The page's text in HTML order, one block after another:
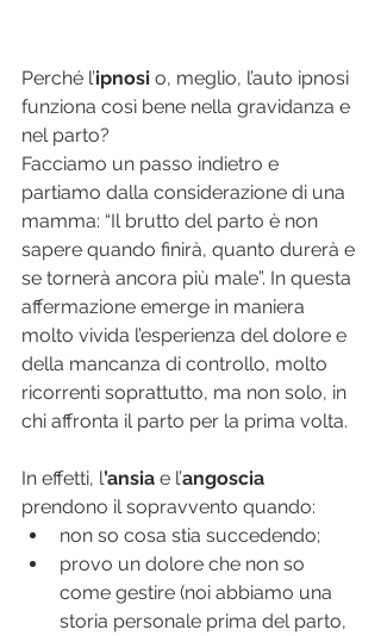
Perché l’ipnosi o, meglio, l’auto ipnosi
funziona così bene nella gravidanza e
nel parto?
Facciamo un passo indietro e
partiamo dalla considerazione di una
mamma: “Il brutto del parto è non
sapere quando finirà, quanto durerà e
se tornerà ancora più male”. In questa
affermazione emerge in maniera
molto vivida l’esperienza del dolore e
della mancanza di controllo, molto
ricorrenti soprattutto, ma non solo, in
chi affronta il parto per la prima volta.
In effetti, l’ansia e l’angoscia
prendono il sopravvento quando:
non so cosa stia succedendo;
provo un dolore che non so
come gestire (noi abbiamo una
storia personale prima del parto,